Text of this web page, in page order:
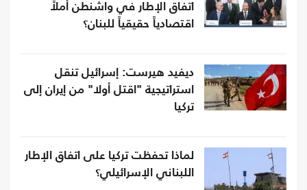
اتفاق الإطار في واشنطن أملاً
اقتصادياً حقيقياً للبنان؟
ديفيد هيرست: إسرائيل تنقل
استراتيجية "اقتل أولا" من إيران إلى
تركيا
لماذا تحفظت تركيا على اتفاق الإطار
اللبناني الإسرائيلي؟